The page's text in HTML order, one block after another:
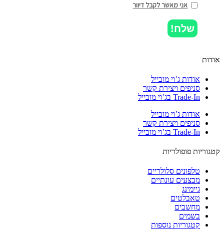
אני מאשר לקבל דיוור
שלח!
אודות ג’וי מובייל
סניפים ויצירת קשר
Trade-In בג’וי מובייל
אודות ג’וי מובייל
סניפים ויצירת קשר
Trade-In בג’וי מובייל
פופולריות
טלפונים סלולריים
מבצעים עונתיים
גיימינג
טאבלטים
מחשבים
בשמים
קטגוריות נוספות